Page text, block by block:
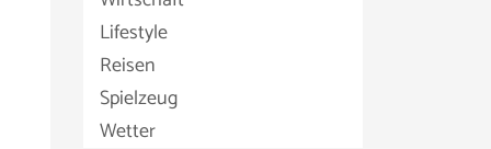
Lifestyle
Reisen
Spielzeug
Wetter